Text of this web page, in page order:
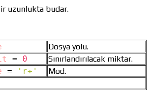
uzunlukta budar.
Dosya yolu.
= 0
Sınırlandırılacak miktar.
= 'r+'
Mod.